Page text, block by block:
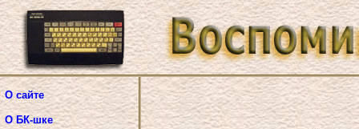
О сайте
О БК-шке